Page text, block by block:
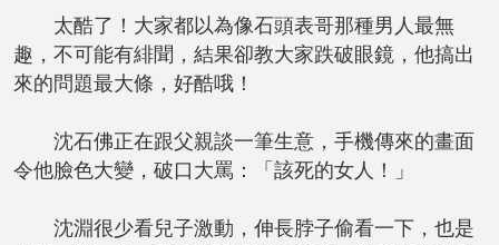
太酷了！大家都以為像石頭表哥那種男人最無
趣，不可能有緋聞，結果卻教大家跌破眼鏡，他搞出
來的問題最大條，好酷哦！
沈石佛正在跟父親談一筆生意，手機傳來的畫面
令他臉色大變，破口大罵：「該死的女人！」
沈淵很少看兒子激動，伸長脖子偷看一下，也是